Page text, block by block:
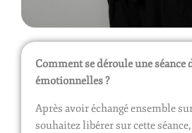
Comment se déroule une séance
émotionnelles ?
Après avoir échangé ensemble
souhaitez libérer sur cette